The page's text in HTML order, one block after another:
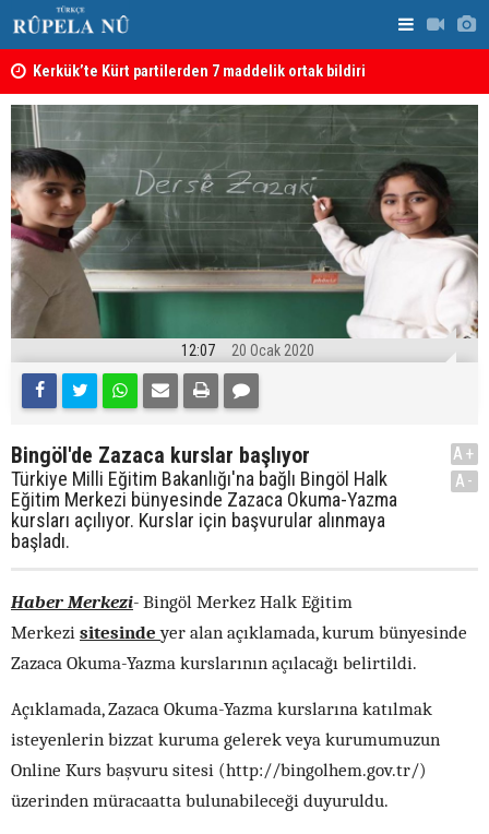
Kerkük’te Kürt partilerden 7 maddelik ortak bildiri
12:07 20 Ocak 2020
Bingöl'de Zazaca kurslar başlıyor
Türkiye Milli Eğitim Bakanlığı'na bağlı Bingöl Halk
Eğitim Merkezi bünyesinde Zazaca Okuma-Yazma
kursları açılıyor. Kurslar için başvurular alınmaya
başladı.
A+
A-
Haber Merkezi- Bingöl Merkez Halk Eğitim
Merkezi sitesindeyer alan açıklamada, kurum bünyesinde
Zazaca Okuma-Yazma kurslarının açılacağı belirtildi.
Açıklamada, Zazaca Okuma-Yazma kurslarına katılmak
isteyenlerin bizzat kuruma gelerek veya kurumumuzun
Online Kurs başvuru sitesi (http://bingolhem.gov.tr/)
üzerinden müracaatta bulunabileceği duyuruldu.